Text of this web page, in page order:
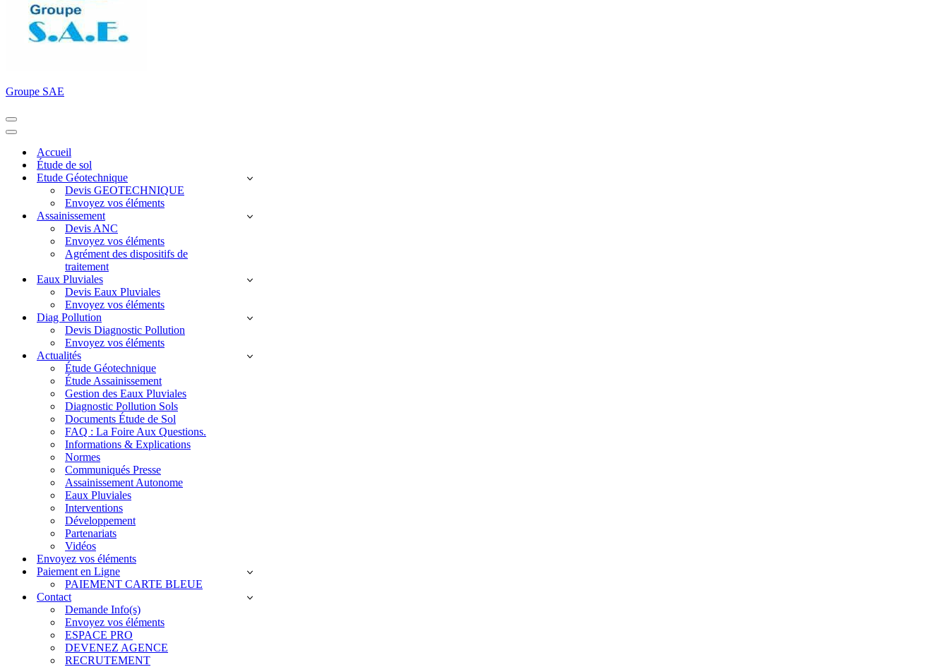
Groupe SAE
Menu
de
Menu
navigationAccueil
Étude de sol
Etude Géotechnique
Devis GEOTECHNIQUE
Envoyez vos éléments
Assainissement
Devis ANC
Envoyez vos éléments
Agrément des dispositifs de
traitement
Eaux Pluviales
Devis Eaux Pluviales
Envoyez vos éléments
Diag Pollution
Devis Diagnostic Pollution
Envoyez vos éléments
Actualités
Étude Géotechnique
Étude Assainissement
Gestion des Eaux Pluviales
Diagnostic Pollution Sols
Documents Étude de Sol
FAQ : La Foire Aux Questions.
Informations & Explications
Normes
Communiqués Presse
Assainissement Autonome
Eaux Pluviales
Interventions
Développement
Partenariats
Vidéos
Envoyez vos éléments
Paiement en Ligne
PAIEMENT CARTE BLEUE
Contact
Demande Info(s)
Envoyez vos éléments
ESPACE PRO
DEVENEZ AGENCE
RECRUTEMENT